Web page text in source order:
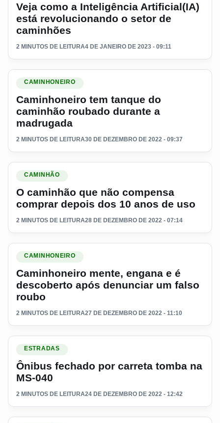
Veja como a Inteligência Artificial(IA)
está revolucionando o setor de
caminhões
2 MINUTOS DE LEITURA4 DE JANEIRO DE 2023 - 09:11
Ler materia: Caminhoneiro tem tanque do caminhão
CAMINHONEIRO
Caminhoneiro tem tanque do
caminhão roubado durante a
madrugada
2 MINUTOS DE LEITURA30 DE DEZEMBRO DE 2022 - 09:37
Ler materia: O caminhão que não compensa comprar
CAMINHÃO
O caminhão que não compensa
comprar depois dos 10 anos de uso
2 MINUTOS DE LEITURA28 DE DEZEMBRO DE 2022 - 07:14
Ler materia: Caminhoneiro mente, engana e é descoberto
CAMINHONEIRO
Caminhoneiro mente, engana e é
descoberto após denunciar um falso
roubo
2 MINUTOS DE LEITURA27 DE DEZEMBRO DE 2022 - 11:10
Ler materia: Ônibus fechado por carreta tomba na MS-040
ESTRADAS
Ônibus fechado por carreta tomba na
MS-040
2 MINUTOS DE LEITURA24 DE DEZEMBRO DE 2022 - 12:42